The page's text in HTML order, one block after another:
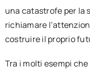
una catastrofe per la
richiamare
costruire il proprio
Tra i molti esempi